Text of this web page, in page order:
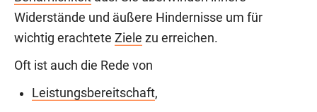
Widerstände und äußere Hindernisse um für
wichtig erachtete Ziele zu erreichen.
Oft ist auch die Rede von
Leistungsbereitschaft,